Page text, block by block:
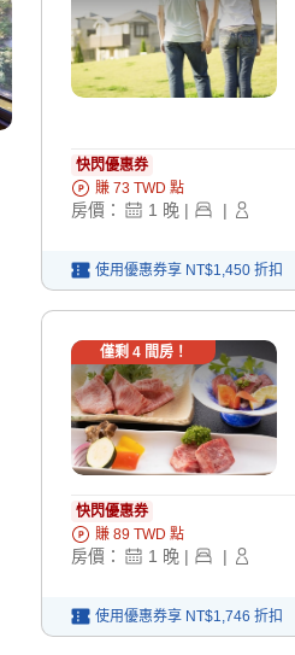
快閃優惠券
賺 73 TWD 點
房價： 1 晚 | |
使用優惠券享 NT$1,450 折扣
僅剩 4間房！
快閃優惠券
賺 89 TWD 點
房價： 1 晚 | |
使用優惠券享 NT$1,746 折扣